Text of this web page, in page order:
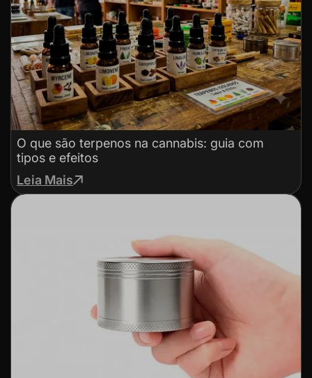
O que são terpenos na cannabis: guia com
tipos e efeitos
Leia Mais